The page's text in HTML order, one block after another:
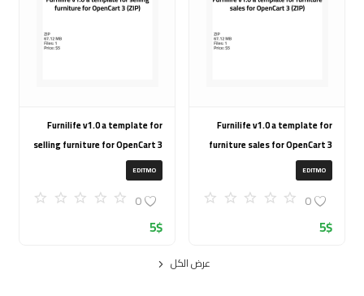
Furnilife v1.0 a template for
furniture sales for OpenCart 3
(ZIP)
EDITMO
0
5$
Furnilife v1.0 a template for
selling furniture for OpenCart 3
(ZIP)
EDITMO
0
5$
عرض الكل